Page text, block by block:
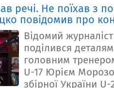
речі. Не поїхав з
повідомив про
Відомий
поділився
головним
U-17 Юрієм
збірної України